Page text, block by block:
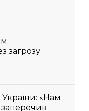
загрозу
«Нам